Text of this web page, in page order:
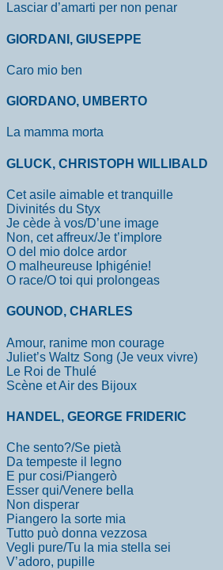
Lasciar d’amarti per non penar
GIORDANI, GIUSEPPE
Caro mio ben
GIORDANO, UMBERTO
La mamma morta
GLUCK, CHRISTOPH WILLIBALD
Cet asile aimable et tranquille
Divinités du Styx
Je cède à vos/D’une image
Non, cet affreux/Je t’implore
O del mio dolce ardor
O malheureuse Iphigénie!
O race/O toi qui prolongeas
GOUNOD, CHARLES
Amour, ranime mon courage
Juliet’s Waltz Song (Je veux vivre)
Le Roi de Thulé
Scène et Air des Bijoux
HANDEL, GEORGE FRIDERIC
Che sento?/Se pietà
Da tempeste il legno
E pur cosi/Piangerò
Esser qui/Venere bella
Non disperar
Piangero la sorte mia
Tutto può donna vezzosa
Vegli pure/Tu la mia stella sei
V’adoro, pupille